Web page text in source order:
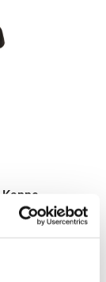
International